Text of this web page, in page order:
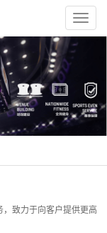
南
方
体
站
|广东省青少年训练竞
娱乐篮球架室外家用地
子 地埋升降款篮球架
架室内外移动式单臂篮
球框 加厚实心篮球框
家用可升降地埋式中小
|广东省青少年训练竞
致力于向客户提供更高